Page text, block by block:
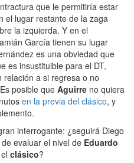
que le permitiría estar
el lugar restante de la zaga
la izquierda. Y en el
García tienen su lugar
es una obviedad que
es insustituible para el DT,
a si regresa o no
posible que Aguirre no quiera
en la previa del clásico, y
interrogante: ¿seguirá Diego
evaluar el nivel de Eduardo
clásico?